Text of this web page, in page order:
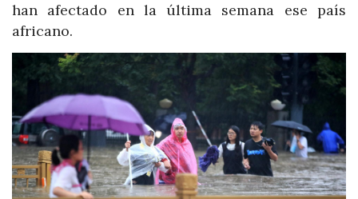
han afectado en la última semana ese país
africano.